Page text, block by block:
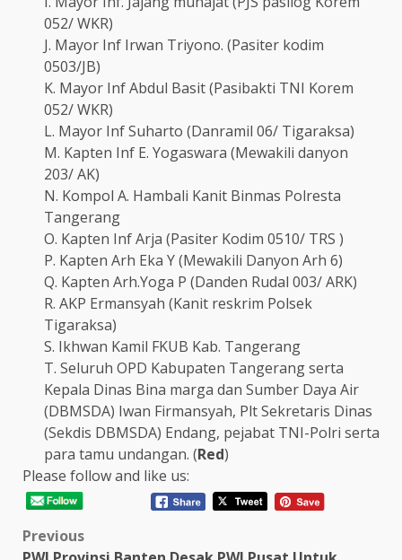
052/ WKR)
J. Mayor Inf Irwan Triyono. (Pasiter kodim
0503/JB)
K. Mayor Inf Abdul Basit (Pasibakti TNI Korem
052/ WKR)
L. Mayor Inf Suharto (Danramil 06/ Tigaraksa)
M. Kapten Inf E. Yogaswara (Mewakili danyon
203/ AK)
N. Kompol A. Hambali Kanit Binmas Polresta
Tangerang
O. Kapten Inf Arja (Pasiter Kodim 0510/ TRS )
P. Kapten Arh Eka Y (Mewakili Danyon Arh 6)
Q. Kapten Arh.Yoga P (Danden Rudal 003/ ARK)
R. AKP Ermansyah (Kanit reskrim Polsek
Tigaraksa)
S. Ikhwan Kamil FKUB Kab. Tangerang
T. Seluruh OPD Kabupaten Tangerang serta
Kepala Dinas Bina marga dan Sumber Daya Air
(DBMSDA) Iwan Firmansyah, Plt Sekretaris Dinas
(Sekdis DBMSDA) Endang, pejabat TNI-Polri serta
para tamu undangan. (Red)
Please follow and like us:
Post
Previous